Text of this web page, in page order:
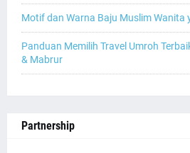
Motif dan Warna Baju Muslim Wanita
Panduan Memilih Travel Umroh
& Mabrur
Partnership